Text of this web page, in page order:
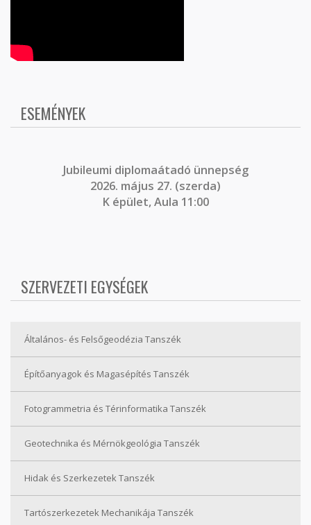
ESEMÉNYEK
Jubileumi diplomaátadó ünnepség
2026. május 27. (szerda)
K épület, Aula 11:00
SZERVEZETI EGYSÉGEK
Általános- és Felsőgeodézia Tanszék
Építőanyagok és Magasépítés Tanszék
Fotogrammetria és Térinformatika Tanszék
Geotechnika és Mérnökgeológia Tanszék
Hidak és Szerkezetek Tanszék
Tartószerkezetek Mechanikája Tanszék